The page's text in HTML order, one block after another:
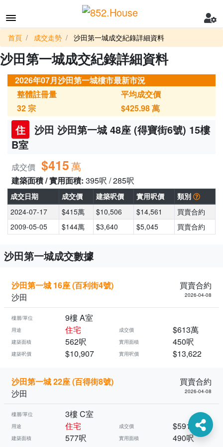
首頁 成交走勢 沙田第一城成交紀錄詳細資料
沙田第一城成交紀錄詳細資料
2026年07月沙田第一城樓市最新市況
整體註冊量
32宗
平均成交價
$425.98萬
住
沙田 沙田第一城 48座 (得寶街6號) 15樓
B室
成交價 $415萬
建築面積 / 實用面積: 395呎 / 285呎
成交日期 成交價 建築呎價 實用呎價
類別
2024-07-17
$415萬 $10,506 $14,561
買賣合約
2009-05-05
$144萬 $3,640 $5,045 買賣合約
沙田第一城成交數據
沙田第一城 16座 (百利街4號)
買賣合約
沙田
2026-04-08
樓層/單位 9樓 A室
用途 住宅 成交價 $613萬
建築面積 562呎 實用面積 450呎
建築呎價 $10,907 實用呎價 $13,622
沙田第一城 22座 (百得街8號)
買賣合約
沙田
2026-04-08
樓層/單位 3樓 C室
用途 住宅 成交價 $591萬
建築面積 577呎 實用面積 490呎